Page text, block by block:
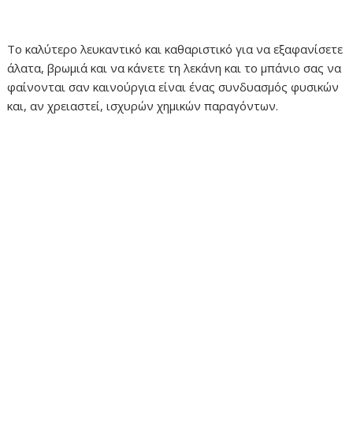
Το καλύτερο λευκαντικό και καθαριστικό για να εξαφανίσετε
άλατα, βρωμιά και να κάνετε τη λεκάνη και το μπάνιο σας να
φαίνονται σαν καινούργια είναι ένας συνδυασμός φυσικών
και, αν χρειαστεί, ισχυρών χημικών παραγόντων.